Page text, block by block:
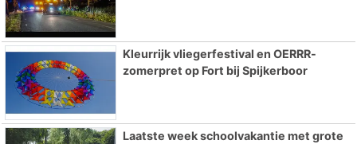
Kleurrijk vliegerfestival en OERRR-
zomerpret op Fort bij Spijkerboor
Laatste week schoolvakantie met grote